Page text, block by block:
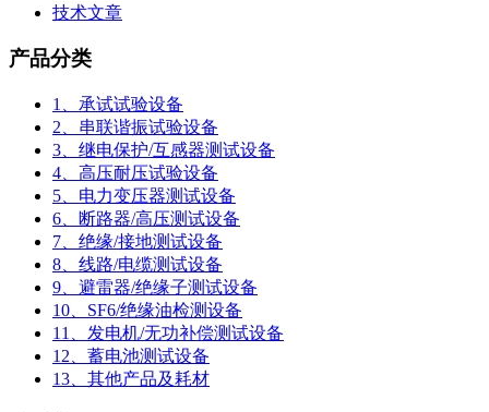
技术文章
产品分类
1、承试试验设备
2、串联谐振试验设备
3、继电保护/互感器测试设备
4、高压耐压试验设备
5、电力变压器测试设备
6、断路器/高压测试设备
7、绝缘/接地测试设备
8、线路/电缆测试设备
9、避雷器/绝缘子测试设备
10、SF6/绝缘油检测设备
11、发电机/无功补偿测试设备
12、蓄电池测试设备
13、其他产品及耗材